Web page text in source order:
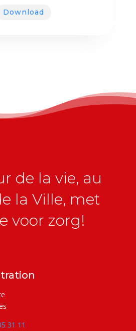
Download
de la vie, au
la Ville, met
voor zorg!
31 11